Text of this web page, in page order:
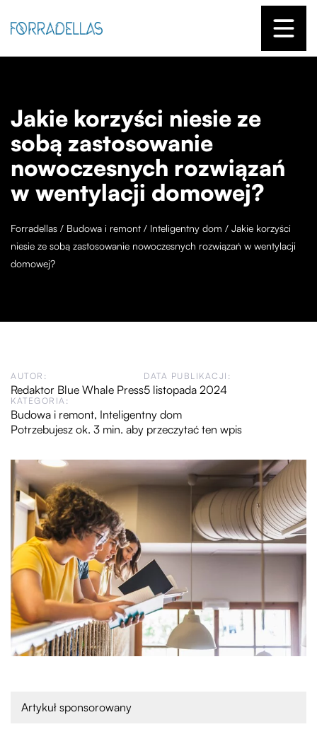
Jakie korzyści niesie ze
sobą zastosowanie
nowoczesnych rozwiązań
w wentylacji domowej?
Forradellas / Budowa i remont / Inteligentny dom / Jakie korzyści
niesie ze sobą zastosowanie nowoczesnych rozwiązań w wentylacji
domowej?
AUTOR:
Redaktor Blue Whale Press
DATA PUBLIKACJI:
5 listopada 2024
KATEGORIA:
Budowa i remont, Inteligentny dom
Potrzebujesz ok. 3 min. aby przeczytać ten wpis
Artykuł sponsorowany